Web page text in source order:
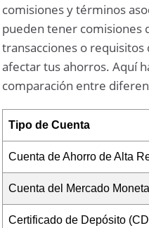
comisiones y términos
pueden tener comisiones
transacciones o
afectar tus ahorros. Aquí
comparación entre
Tipo de Cuenta
Cuenta de Ahorro de Alta
Cuenta del Mercado
Certificado de Depósito